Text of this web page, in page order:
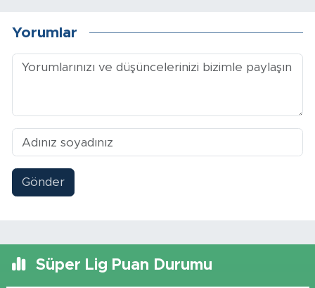
Yorumlar
Gönder
Süper Lig Puan Durumu